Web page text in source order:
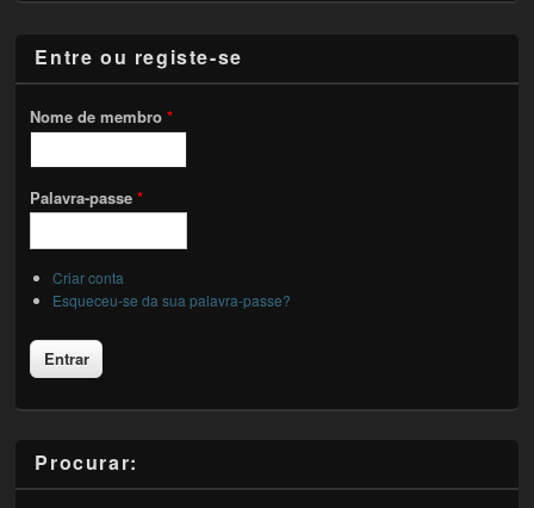
Entre ou registe-se
Nome de membro*
Palavra-passe*
Criar conta
Esqueceu-se da sua palavra-passe?
Procurar: